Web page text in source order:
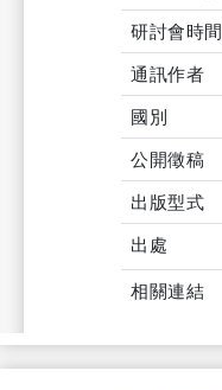
研討會時間
通訊作者
國別
公開徵稿
出版型式
出處
相關連結